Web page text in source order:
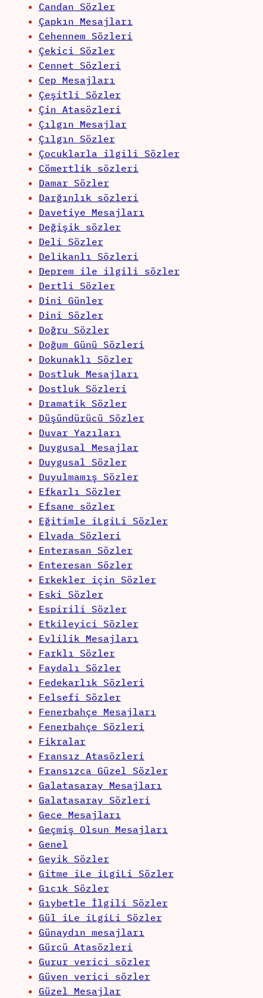
Candan Sözler
Çapkın Mesajları
Cehennem Sözleri
Çekici Sözler
Cennet Sözleri
Cep Mesajları
Çeşitli Sözler
Çin Atasözleri
Çılgın Mesajlar
Çılgın Sözler
Çocuklarla ilgili Sözler
Cömertlik sözleri
Damar Sözler
Darğınlık sözleri
Davetiye Mesajları
Değişik sözler
Deli Sözler
Delikanlı Sözleri
Deprem ile ilgili sözler
Dertli Sözler
Dini Günler
Dini Sözler
Doğru Sözler
Doğum Günü Sözleri
Dokunaklı Sözler
Dostluk Mesajları
Dostluk Sözleri
Dramatik Sözler
Düşündürücü Sözler
Duvar Yazıları
Duygusal Mesajlar
Duygusal Sözler
Duyulmamış Sözler
Efkarlı Sözler
Efsane sözler
Eğitimle iLgiLi Sözler
Elvada Sözleri
Enterasan Sözler
Enteresan Sözler
Erkekler için Sözler
Eski Sözler
Espirili Sözler
Etkileyici Sözler
Evlilik Mesajları
Farklı Sözler
Faydalı Sözler
Fedekarlık Sözleri
Felsefi Sözler
Fenerbahçe Mesajları
Fenerbahçe Sözleri
Fikralar
Fransız Atasözleri
Fransızca Güzel Sözler
Galatasaray Mesajları
Galatasaray Sözleri
Gece Mesajları
Geçmiş Olsun Mesajları
Genel
Geyik Sözler
Gitme iLe iLgiLi Sözler
Gıcık Sözler
Gıybetle İlgili Sözler
Gül iLe iLgiLi Sözler
Günaydın mesajları
Gürcü Atasözleri
Gurur verici sözler
Güven verici sözler
Güzel Mesajlar